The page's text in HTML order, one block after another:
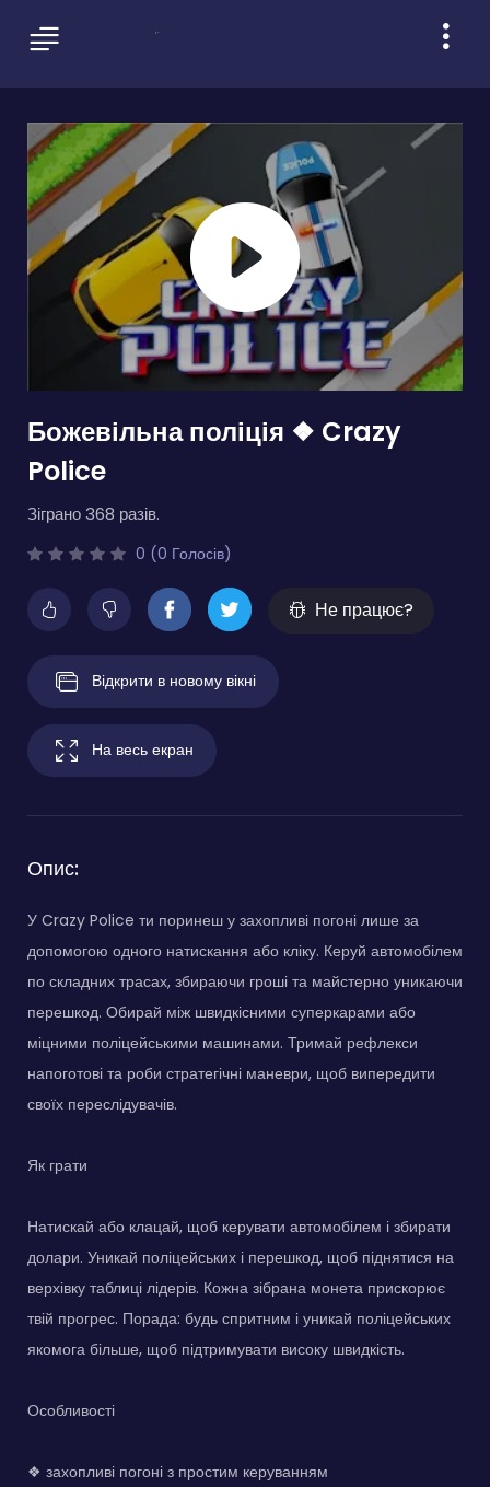
Божевільна поліція ❖ Crazy
Police
Зіграно 368 разів.
0 (0 Голосів)
Не працює?
Відкрити в новому вікні
На весь екран
Опис:
У Crazy Police ти поринеш у захопливі погоні лише за
допомогою одного натискання або кліку. Керуй автомобілем
по складних трасах, збираючи гроші та майстерно уникаючи
перешкод. Обирай між швидкісними суперкарами або
міцними поліцейськими машинами. Тримай рефлекси
напоготові та роби стратегічні маневри, щоб випередити
своїх переслідувачів.
Як грати
Натискай або клацай, щоб керувати автомобілем і збирати
долари. Уникай поліцейських і перешкод, щоб піднятися на
верхівку таблиці лідерів. Кожна зібрана монета прискорює
твій прогрес. Порада: будь спритним і уникай поліцейських
якомога більше, щоб підтримувати високу швидкість.
Особливості
❖ захопливі погоні з простим керуванням